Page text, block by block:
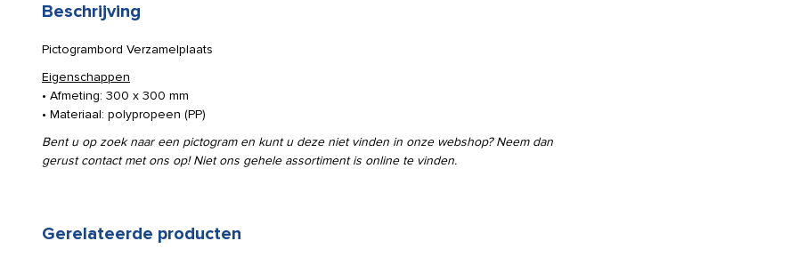
Beschrijving
Pictogrambord Verzamelplaats
Eigenschappen
• Afmeting: 300 x 300 mm
• Materiaal: polypropeen (PP)
Bent u op zoek naar een pictogram en kunt u deze niet vinden in onze webshop? Neem dan
gerust contact met ons op! Niet ons gehele assortiment is online te vinden.
Gerelateerde producten